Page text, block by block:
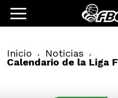
Inicio Noticias
Calendario de la Liga